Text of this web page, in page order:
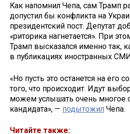
Как напомнил Чепа, сам Трамп
допустил бы конфликта на
президентский пост. Депутат
«риторика нагнетается». При
Трамп высказался именно так,
в публикациях иностранных
«Но пусть это останется на его
того, что происходит. Идут
можем услышать очень многое
кандидата», — подытожил Чепа.
Читайте также: